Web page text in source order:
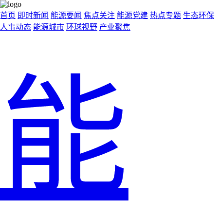
首页 即时新闻 能源要闻 焦点关注 能源党建 热点专题 生态环保
人事动态 能源城市 环球视野 产业聚焦
能